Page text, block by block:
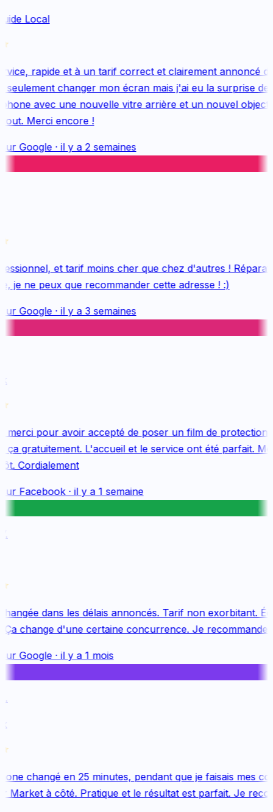
Local
rapide et à un tarif correct et clairement annoncé
changer mon écran mais j'ai eu la surprise de
avec une nouvelle vitre arrière et un nouvel objectif,
Merci encore !
Google· il y a 2 semaines
et tarif moins cher que chez d'autres !
je ne peux que recommander cette adresse ! :)
Google· il y a 3 semaines
pour avoir accepté de poser un film de protection
gratuitement. L'accueil et le service ont été parfait.
Cordialement
Facebook· il y a 1 semaine
dans les délais annoncés. Tarif non exorbitant.
change d'une certaine concurrence. Je recommande
Google· il y a 1 mois
changé en 25 minutes, pendant que je faisais mes
à côté. Pratique et le résultat est parfait. Je